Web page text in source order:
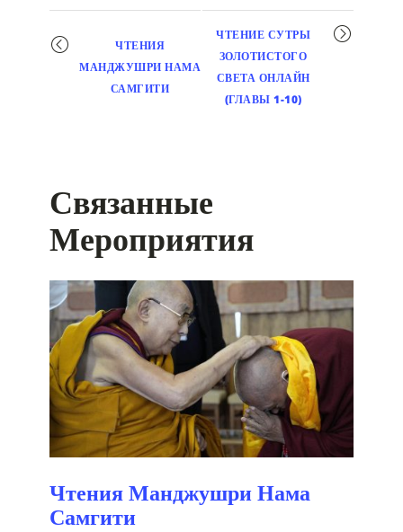
Мероприятие
навигация
ЧТЕНИЯ
МАНДЖУШРИ НАМА
САМГИТИ
ЧТЕНИЕ СУТРЫ
ЗОЛОТИСТОГО
СВЕТА ОНЛАЙН
(ГЛАВЫ 1-10)
Связанные
Мероприятия
Чтения Манджушри Нама
Самгити